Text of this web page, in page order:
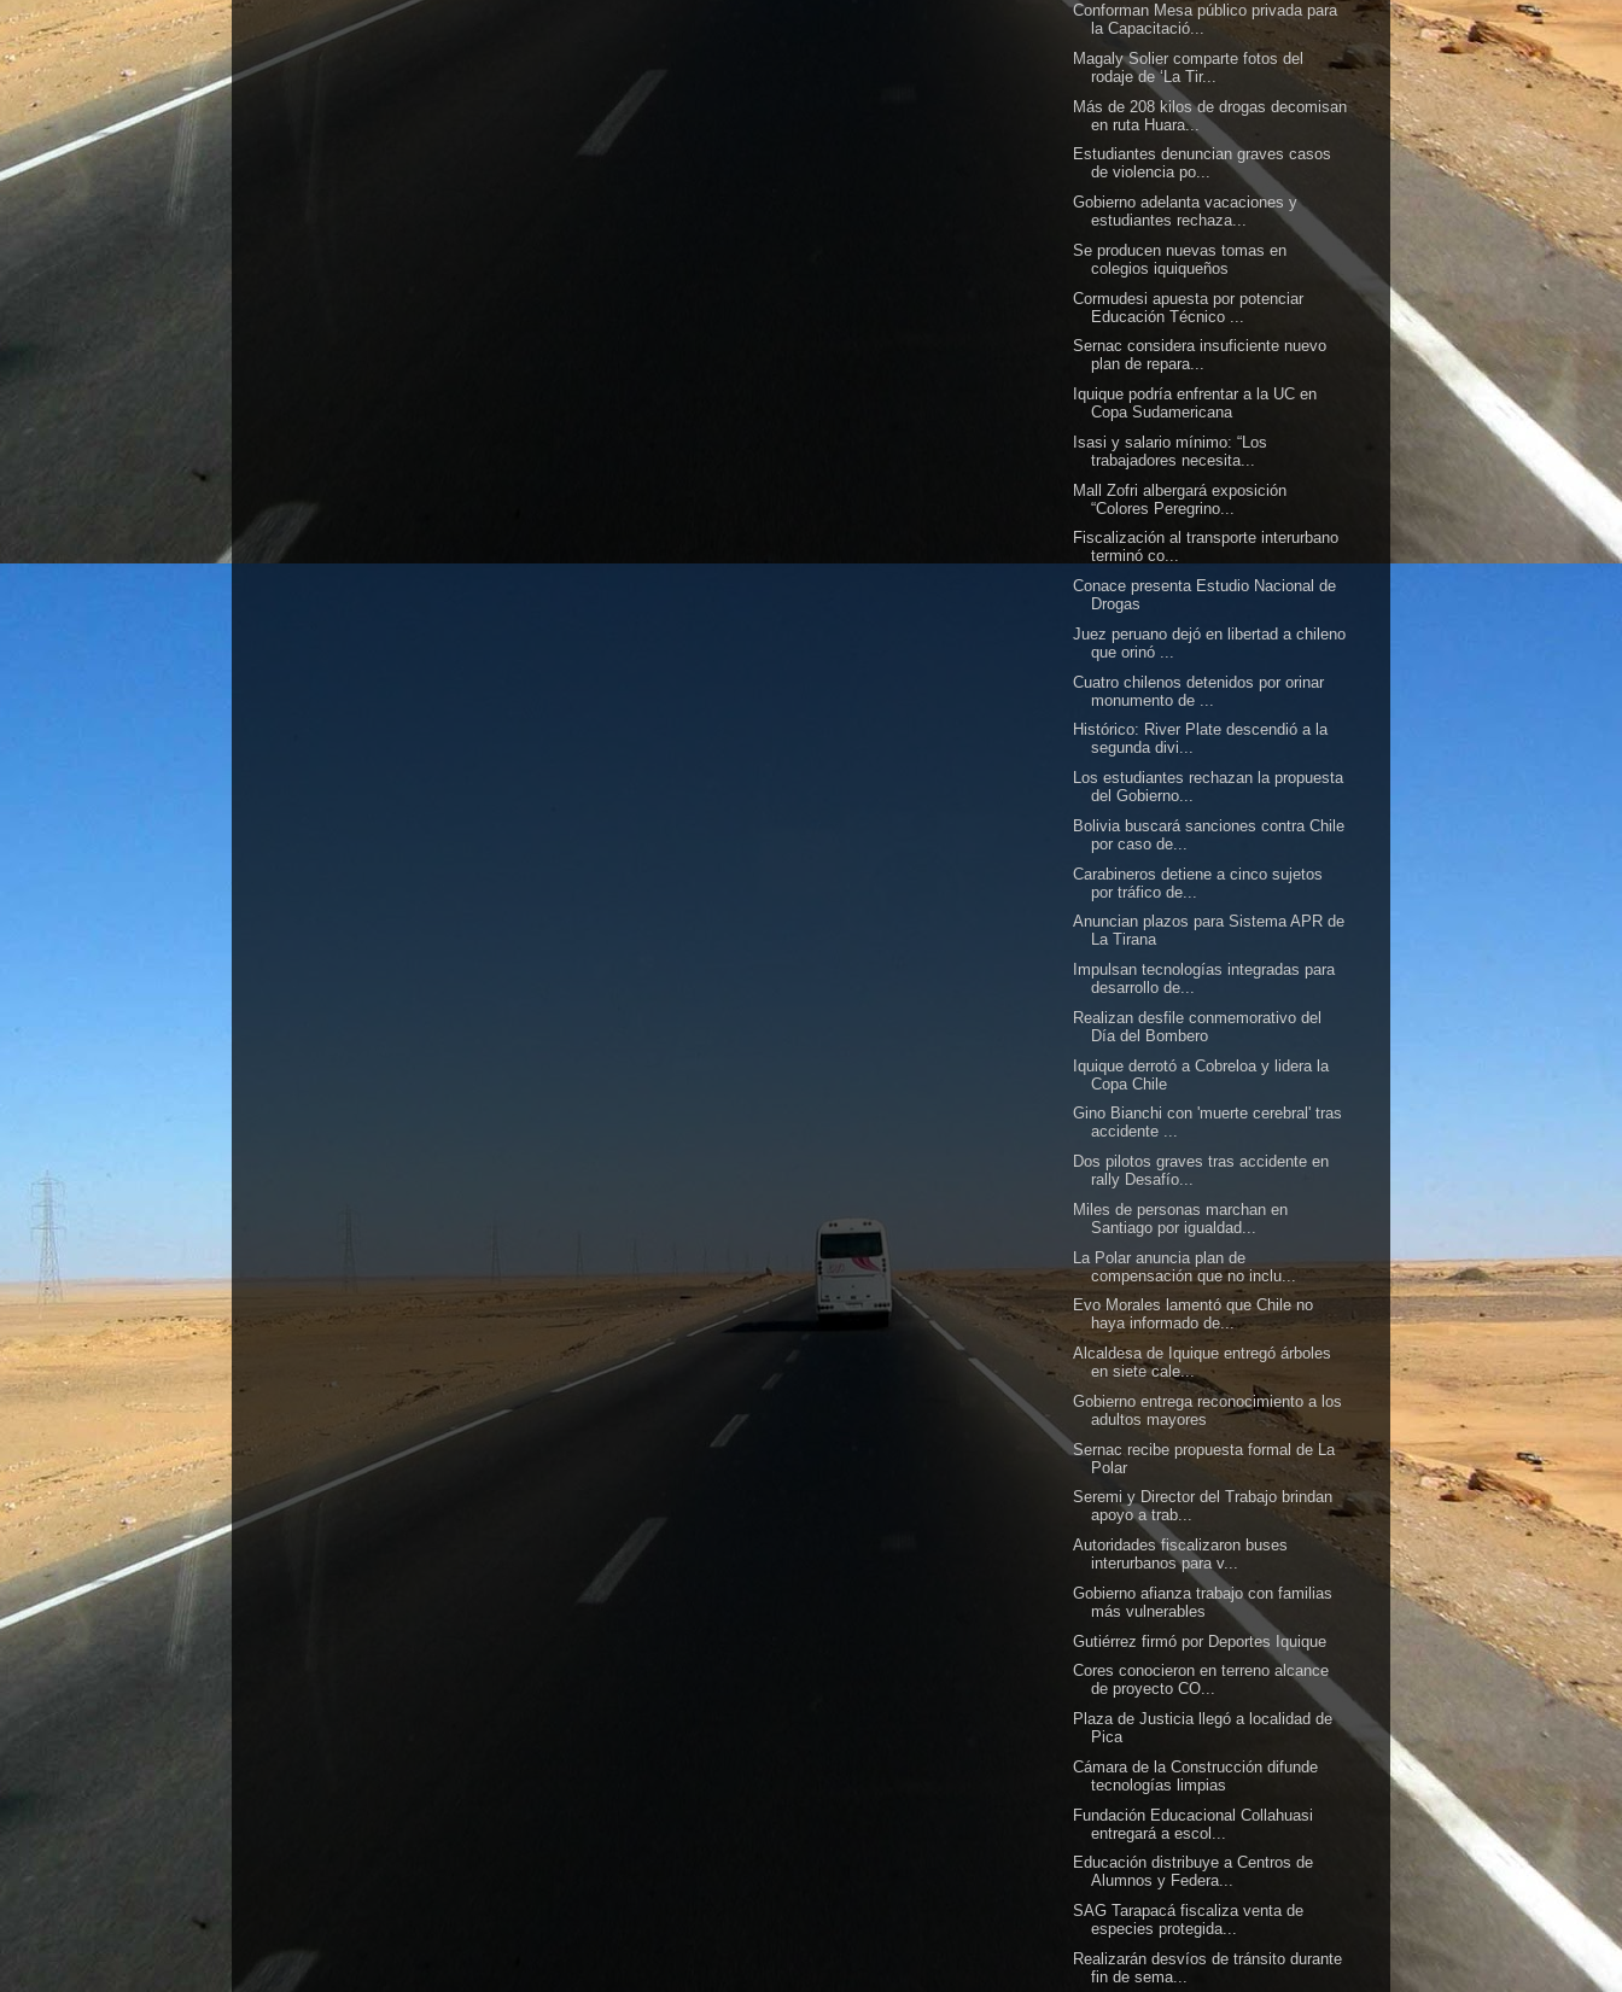
Conforman Mesa público privada para
la Capacitació...
Magaly Solier comparte fotos del
rodaje de ‘La Tir...
Más de 208 kilos de drogas decomisan
en ruta Huara...
Estudiantes denuncian graves casos
de violencia po...
Gobierno adelanta vacaciones y
estudiantes rechaza...
Se producen nuevas tomas en
colegios iquiqueños
Cormudesi apuesta por potenciar
Educación Técnico ...
Sernac considera insuficiente nuevo
plan de repara...
Iquique podría enfrentar a la UC en
Copa Sudamericana
Isasi y salario mínimo: “Los
trabajadores necesita...
Mall Zofri albergará exposición
“Colores Peregrino...
Fiscalización al transporte interurbano
terminó co...
Conace presenta Estudio Nacional de
Drogas
Juez peruano dejó en libertad a chileno
que orinó ...
Cuatro chilenos detenidos por orinar
monumento de ...
Histórico: River Plate descendió a la
segunda divi...
Los estudiantes rechazan la propuesta
del Gobierno...
Bolivia buscará sanciones contra Chile
por caso de...
Carabineros detiene a cinco sujetos
por tráfico de...
Anuncian plazos para Sistema APR de
La Tirana
Impulsan tecnologías integradas para
desarrollo de...
Realizan desfile conmemorativo del
Día del Bombero
Iquique derrotó a Cobreloa y lidera la
Copa Chile
Gino Bianchi con 'muerte cerebral' tras
accidente ...
Dos pilotos graves tras accidente en
rally Desafío...
Miles de personas marchan en
Santiago por igualdad...
La Polar anuncia plan de
compensación que no inclu...
Evo Morales lamentó que Chile no
haya informado de...
Alcaldesa de Iquique entregó árboles
en siete cale...
Gobierno entrega reconocimiento a los
adultos mayores
Sernac recibe propuesta formal de La
Polar
Seremi y Director del Trabajo brindan
apoyo a trab...
Autoridades fiscalizaron buses
interurbanos para v...
Gobierno afianza trabajo con familias
más vulnerables
Gutiérrez firmó por Deportes Iquique
Cores conocieron en terreno alcance
de proyecto CO...
Plaza de Justicia llegó a localidad de
Pica
Cámara de la Construcción difunde
tecnologías limpias
Fundación Educacional Collahuasi
entregará a escol...
Educación distribuye a Centros de
Alumnos y Federa...
SAG Tarapacá fiscaliza venta de
especies protegida...
Realizarán desvíos de tránsito durante
fin de sema...